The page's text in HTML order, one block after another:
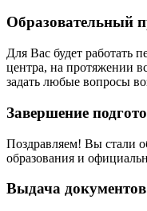
Образовательный
Для Вас будет работать
центра, на протяжении
задать любые вопросы
Завершение
Поздравляем! Вы стали
образования и
Выдача документов